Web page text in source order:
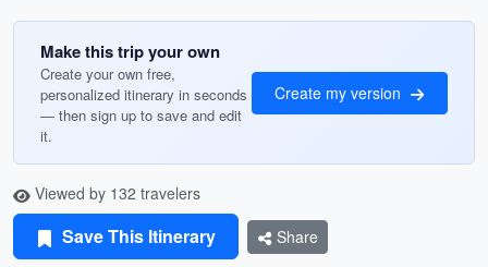
Make this trip your own
Create your own free,
personalized itinerary in seconds
— then sign up to save and edit
it.
Create my version
Viewed by 132 travelers
Save This Itinerary Share